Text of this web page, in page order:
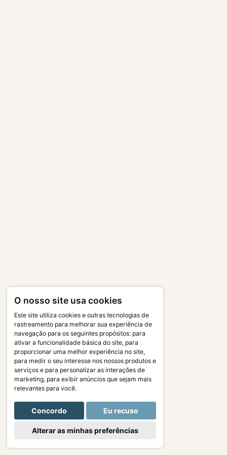
O nosso site usa cookies
Este site utiliza cookies e outras tecnologias de
rastreamento para melhorar sua experiência de
navegação para os seguintes propósitos: para
ativar a funcionalidade básica do site, para
proporcionar uma melhor experiência no site,
para medir o seu interesse nos nossos produtos e
serviços e para personalizar as interações de
marketing, para exibir anúncios que sejam mais
relevantes para você.
Concordo Eu recuso
Alterar as minhas preferências